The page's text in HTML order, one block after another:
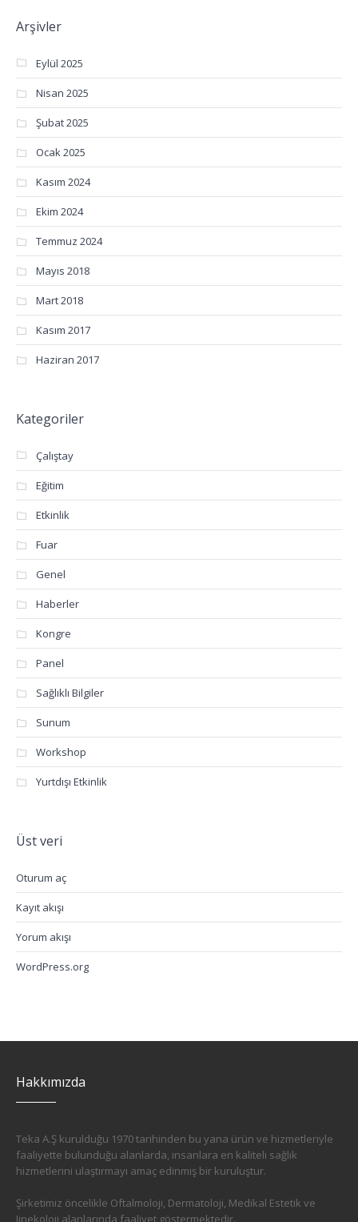
Arşivler
Eylül 2025
Nisan 2025
Şubat 2025
Ocak 2025
Kasım 2024
Ekim 2024
Temmuz 2024
Mayıs 2018
Mart 2018
Kasım 2017
Haziran 2017
Kategoriler
Çalıştay
Eğitim
Etkinlik
Fuar
Genel
Haberler
Kongre
Panel
Sağlıklı Bilgiler
Sunum
Workshop
Yurtdışı Etkinlik
Üst veri
Oturum aç
Kayıt akışı
Yorum akışı
WordPress.org
Hakkımızda
Teka A.Ş kurulduğu 1970 tarihinden bu yana ürün ve hizmetleriyle
faaliyette bulunduğu alanlarda, insanlara en kaliteli sağlık
hizmetlerini ulaştırmayı amaç edinmiş bir kuruluştur.
Şirketimiz öncelikle Oftalmoloji, Dermatoloji, Medikal Estetik ve
Jinekoloji alanlarında faaliyet göstermektedir.